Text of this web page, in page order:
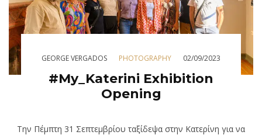
#My_Katerini Exhibition
Opening
GEORGE VERGADOS PHOTOGRAPHY 02/09/2023
Την Πέμπτη 31 Σεπτεμβρίου ταξίδεψα στην Κατερίνη για να